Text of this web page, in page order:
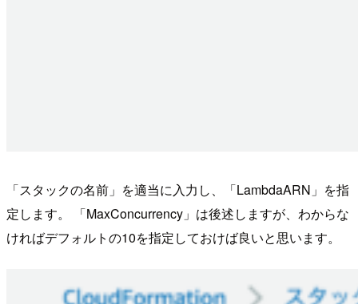
「スタックの名前」を適当に入力し、「LambdaARN」を指
定します。 「MaxConcurrency」は後述しますが、わからな
ければデフォルトの10を指定しておけば良いと思います。